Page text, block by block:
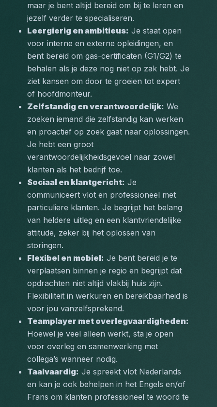
maar je bent altijd bereid om bij te leren en
jezelf verder te specialiseren.
Leergierig en ambitieus: Je staat open
voor interne en externe opleidingen, en
bent bereid om gas-certificaten (G1/G2) te
behalen als je deze nog niet op zak hebt. Je
ziet kansen om door te groeien tot expert
of hoofdmonteur.
Zelfstandig en verantwoordelijk: We
zoeken iemand die zelfstandig kan werken
en proactief op zoek gaat naar oplossingen.
Je hebt een groot
verantwoordelijkheidsgevoel naar zowel
klanten als het bedrijf toe.
Sociaal en klantgericht: Je
communiceert vlot en professioneel met
particuliere klanten. Je begrijpt het belang
van heldere uitleg en een klantvriendelijke
attitude, zeker bij het oplossen van
storingen.
Flexibel en mobiel: Je bent bereid je te
verplaatsen binnen je regio en begrijpt dat
opdrachten niet altijd vlakbij huis zijn.
Flexibiliteit in werkuren en bereikbaarheid is
voor jou vanzelfsprekend.
Teamplayer met overlegvaardigheden:
Hoewel je veel alleen werkt, sta je open
voor overleg en samenwerking met
collega’s wanneer nodig.
Taalvaardig: Je spreekt vlot Nederlands
en kan je ook behelpen in het Engels en/of
Frans om klanten professioneel te woord te